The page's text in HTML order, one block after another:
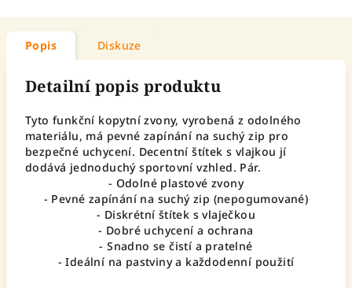
Popis Diskuze
Detailní popis produktu
Tyto funkční kopytní zvony, vyrobená z odolného
materiálu, má pevné zapínání na suchý zip pro
bezpečné uchycení. Decentní štítek s vlajkou jí
dodává jednoduchý sportovní vzhled. Pár.
- Odolné plastové zvony
- Pevné zapínání na suchý zip (nepogumované)
- Diskrétní štítek s vlaječkou
- Dobré uchycení a ochrana
- Snadno se čistí a pratelné
- Ideální na pastviny a každodenní použití